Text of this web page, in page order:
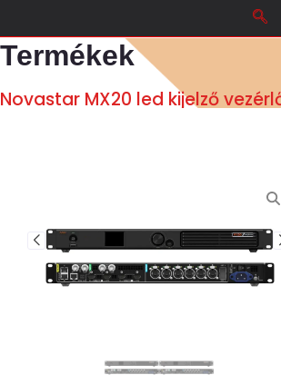
Termékek
Novastar MX20 led kijelző